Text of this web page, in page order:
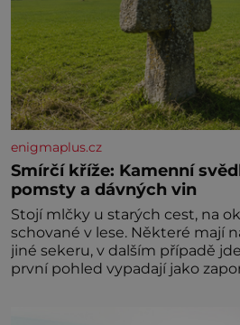
enigmaplus.cz
Smírčí kříže: Kamenní
pomsty a dávných vin
Stojí mlčky u starých cest, na
schované v lese. Některé mají
jiné sekeru, v dalším případě
první pohled vypadají jako